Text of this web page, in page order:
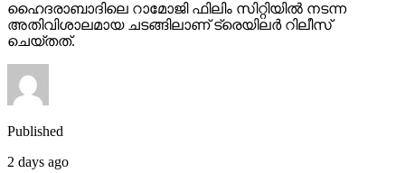
ഹൈദരാബാദിലെ റാമോജി ഫിലിം സിറ്റിയില്‍ നടന്ന
അതിവിശാലമായ ചടങ്ങിലാണ് ട്രെയിലര്‍ റിലീസ്
ചെയ്തത്.
Published
2 days ago